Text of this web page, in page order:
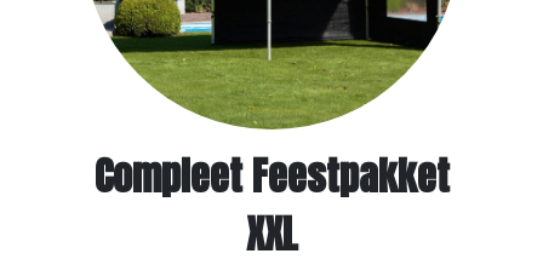
Compleet Feestpakket
XXL